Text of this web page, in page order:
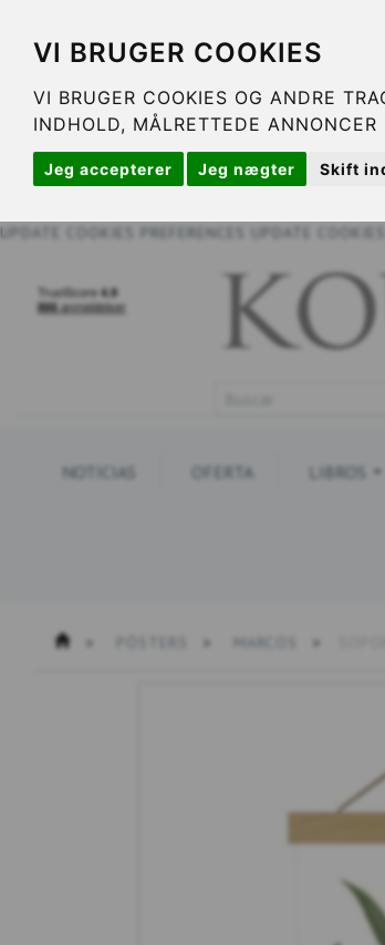
VI BRUGER COOKIES
VI BRUGER COOKIES OG ANDRE
INDHOLD, MÅLRETTEDE
Jeg accepterer Jeg nægter Skift
UPDATE COOKIES PREFERENCES UPDATE
NOTICIAS OFERTA LIBROS
MARCOS